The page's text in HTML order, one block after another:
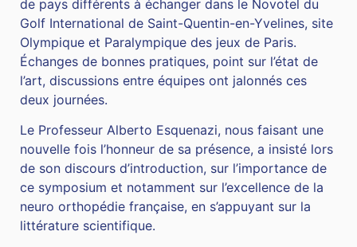
de pays différents à échanger dans le Novotel du
Golf International de Saint-Quentin-en-Yvelines, site
Olympique et Paralympique des jeux de Paris.
Échanges de bonnes pratiques, point sur l’état de
l’art, discussions entre équipes ont jalonnés ces
deux journées.
Le Professeur Alberto Esquenazi, nous faisant une
nouvelle fois l’honneur de sa présence, a insisté lors
de son discours d’introduction, sur l’importance de
ce symposium et notamment sur l’excellence de la
neuro orthopédie française, en s’appuyant sur la
littérature scientifique.